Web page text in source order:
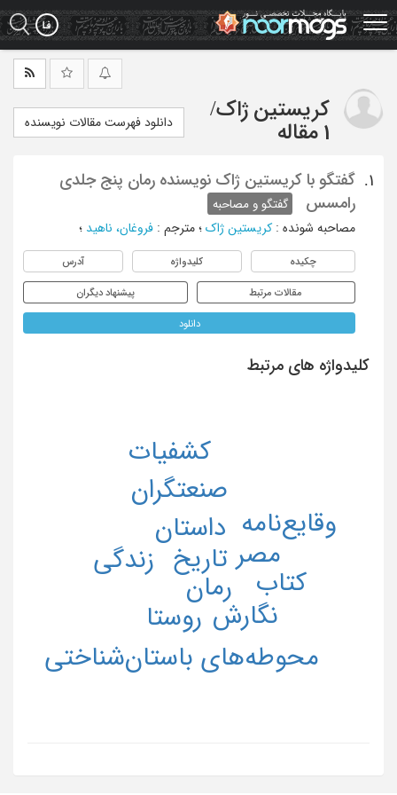
Skip
to
main
کریستین ژاک/
1 مقاله
دانلود فهرست مقالات نویسنده
1.
گفتگو با کریستین ژاک نویسنده رمان پنج جلدی
رامسس
گفتگو و مصاحبه
مصاحبه شونده : کریستین ژاک ؛ مترجم : فروغان، ناهید ؛
چکیده کلیدواژه آدرس
مقالات مرتبط پیشنهاد دیگران
دانلود
کلیدواژه های مرتبط
تاریخ
داستان
رمان
روستا
زندگی
صنعتگران
محوطه‌های باستان‌شناختی
مصر
نگارش
وقایع‌نامه
کتاب
کشفیات